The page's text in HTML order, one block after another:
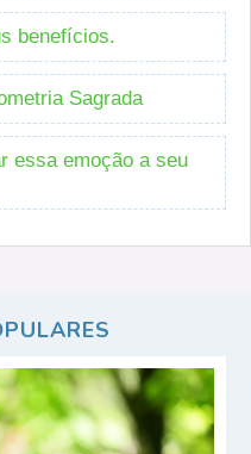
benefícios.
Sagrada
essa emoção a seu